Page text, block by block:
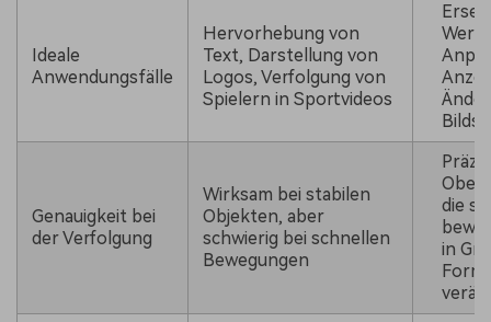
Ideale
Anwendungsfälle
Hervorhebung von
Text, Darstellung von
Logos, Verfolgung von
Spielern in Sportvideos
Genauigkeit bei
der Verfolgung
Wirksam bei stabilen
Objekten, aber
schwierig bei schnellen
Bewegungen
die
in
Form